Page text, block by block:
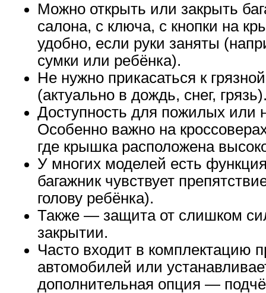
Можно открыть или закрыть
салона, с ключа, с кнопки на
удобно, если руки заняты
сумки или ребёнка).
Не нужно прикасаться к
(актуально в дождь, снег,
Доступность для пожилых или
Особенно важно на
где крышка расположена
У многих моделей есть
багажник чувствует
голову ребёнка).
Также — защита от слишком
закрытии.
Часто входит в комплектацию
автомобилей или
дополнительная опция —